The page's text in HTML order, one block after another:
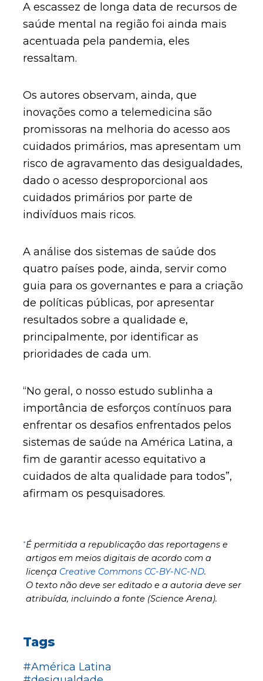
A escassez de longa data de recursos de
saúde mental na região foi ainda mais
acentuada pela pandemia, eles
ressaltam.
Os autores observam, ainda, que
inovações como a telemedicina são
promissoras na melhoria do acesso aos
cuidados primários, mas apresentam um
risco de agravamento das desigualdades,
dado o acesso desproporcional aos
cuidados primários por parte de
indivíduos mais ricos.
A análise dos sistemas de saúde dos
quatro países pode, ainda, servir como
guia para os governantes e para a criação
de políticas públicas, por apresentar
resultados sobre a qualidade e,
principalmente, por identificar as
prioridades de cada um.
“No geral, o nosso estudo sublinha a
importância de esforços contínuos para
enfrentar os desafios enfrentados pelos
sistemas de saúde na América Latina, a
fim de garantir acesso equitativo a
cuidados de alta qualidade para todos”,
afirmam os pesquisadores.
*É permitida a republicação das reportagens e
artigos em meios digitais de acordo com a
licença Creative Commons CC-BY-NC-ND.
O texto não deve ser editado e a autoria deve ser
atribuída, incluindo a fonte (Science Arena).
Tags
#América Latina